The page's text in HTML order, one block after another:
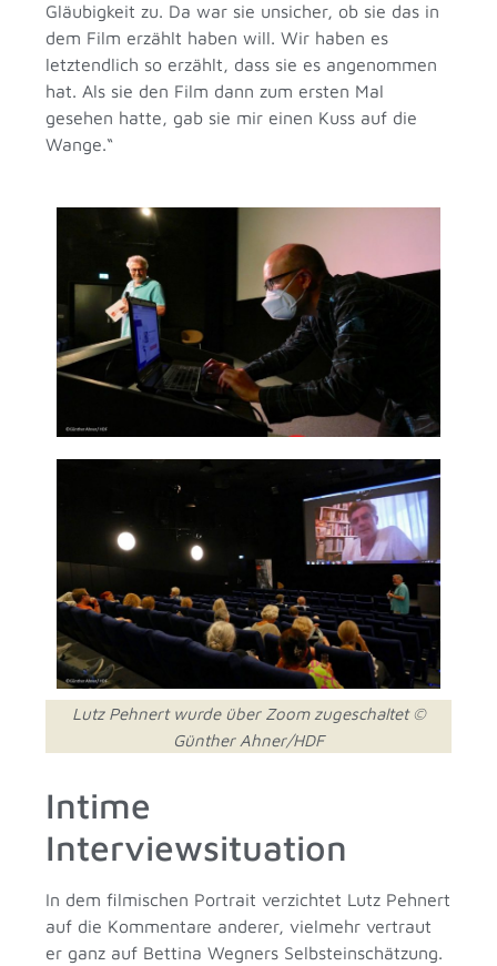
Gläubigkeit zu. Da war sie unsicher, ob sie das in
dem Film erzählt haben will. Wir haben es
letztendlich so erzählt, dass sie es angenommen
hat. Als sie den Film dann zum ersten Mal
gesehen hatte, gab sie mir einen Kuss auf die
Wange.“
Lutz Pehnert wurde über Zoom zugeschaltet ©
Günther Ahner/HDF
Intime
Interviewsituation
In dem filmischen Portrait verzichtet Lutz Pehnert
auf die Kommentare anderer, vielmehr vertraut
er ganz auf Bettina Wegners Selbsteinschätzung.